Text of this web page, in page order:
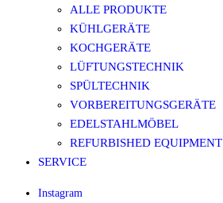
ALLE PRODUKTE
KÜHLGERÄTE
KOCHGERÄTE
LÜFTUNGSTECHNIK
SPÜLTECHNIK
VORBEREITUNGSGERÄTE
EDELSTAHLMÖBEL
REFURBISHED EQUIPMENT
SERVICE
Instagram